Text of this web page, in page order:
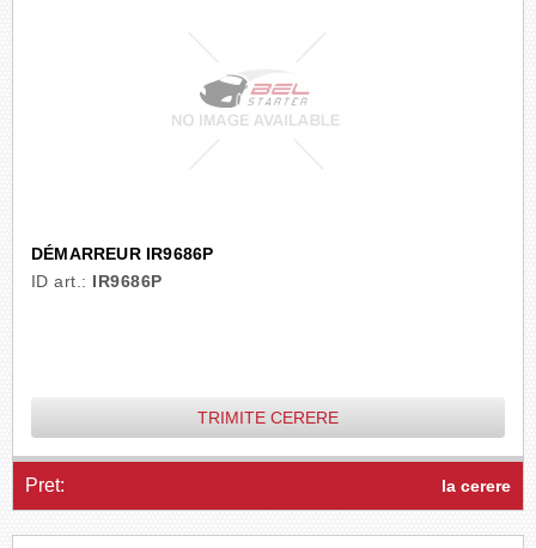
DÉMARREUR IR9686P
ID art.: IR9686P
TRIMITE CERERE
Pret: la cerere